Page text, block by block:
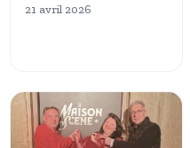
21 avril 2026